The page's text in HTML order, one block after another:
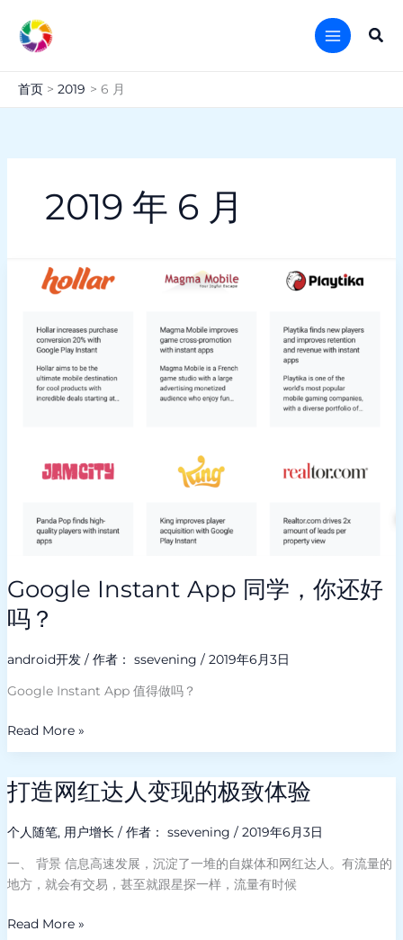
搜
首页 2019 6 月
2019 年 6 月
Google Instant App 同学，你还好
吗？
android开发/ 作者： ssevening / 2019年6月3日
Google Instant App 值得做吗？
Google
Instant
Read More »
打造网红达人变现的极致体验
个人随笔, 用户增长 / 作者： ssevening / 2019年6月3日
一、 背景 信息高速发展，沉淀了一堆的自媒体和网红达人。有流量的
地方，就会有交易，甚至就跟星探一样，流量有时候
打
造
网
达
人
现
Read More »